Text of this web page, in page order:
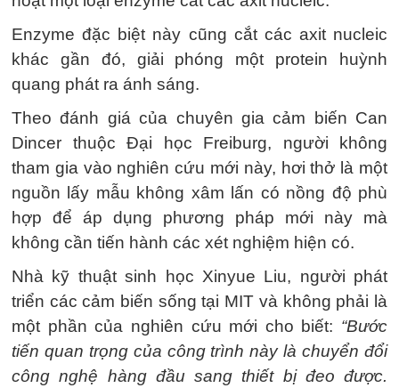
Enzyme đặc biệt này cũng cắt các axit nucleic
khác gần đó, giải phóng một protein huỳnh
quang phát ra ánh sáng.
Theo đánh giá của chuyên gia cảm biến Can
Dincer thuộc Đại học Freiburg, người không
tham gia vào nghiên cứu mới này, hơi thở là một
nguồn lấy mẫu không xâm lấn có nồng độ phù
hợp để áp dụng phương pháp mới này mà
không cần tiến hành các xét nghiệm hiện có.
Nhà kỹ thuật sinh học Xinyue Liu, người phát
triển các cảm biến sống tại MIT và không phải là
một phần của nghiên cứu mới cho biết: “Bước
tiến quan trọng của công trình này là chuyển đổi
công nghệ hàng đầu sang thiết bị đeo được.